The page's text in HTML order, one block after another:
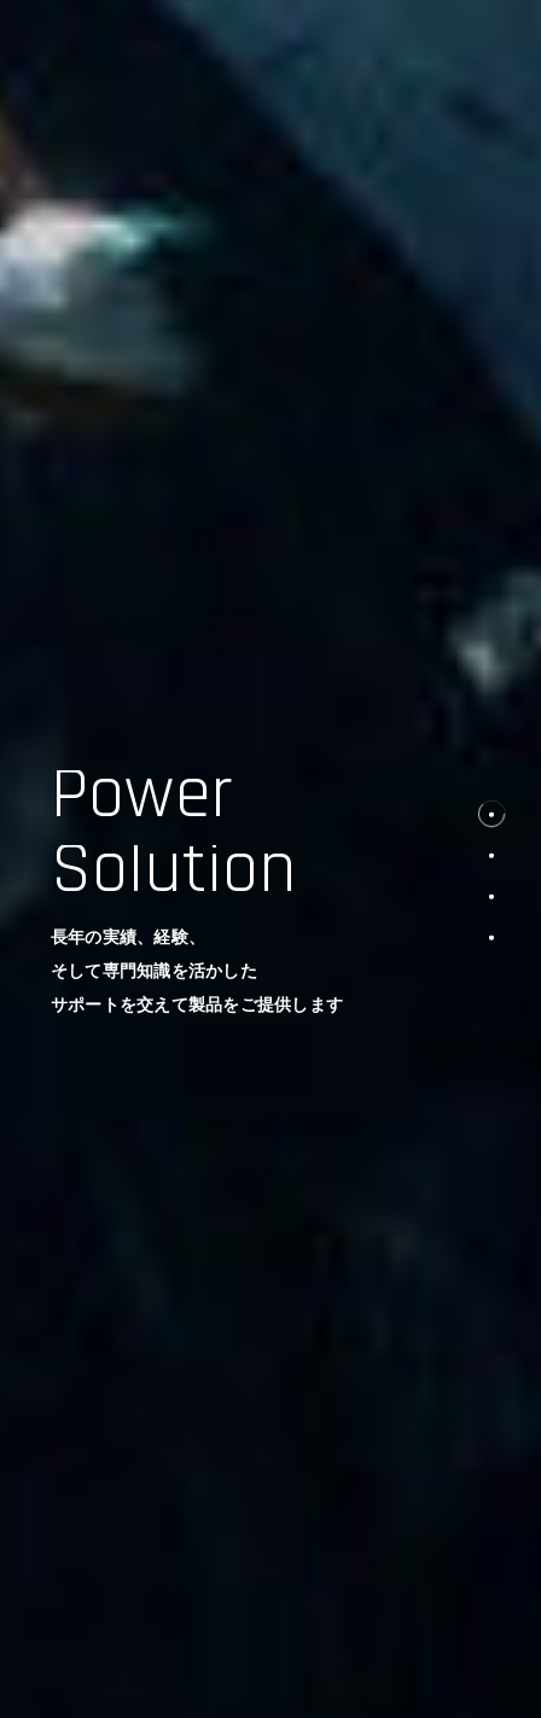
Power
Solution
長年の実績、経験、
そして専門知識を活かした
サポートを交えて製品をご提供します